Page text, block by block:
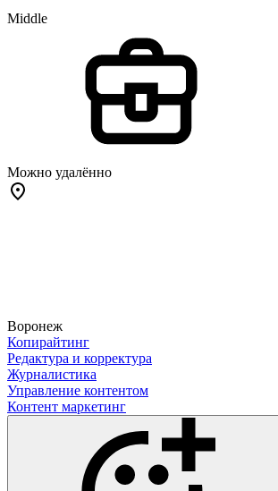
Middle
Можно удалённо
Воронеж
Копирайтинг
Редактура и корректура
Журналистика
Управление контентом
Контент маркетинг